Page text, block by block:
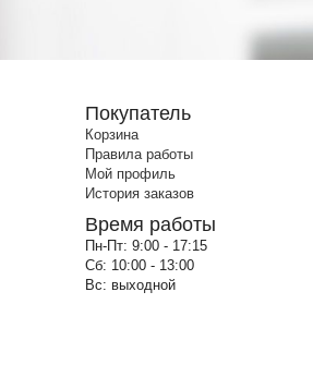
Покупатель
Корзина
Правила работы
Мой профиль
История заказов
Время работы
Пн-Пт: 9:00 - 17:15
Сб: 10:00 - 13:00
Вс: выходной